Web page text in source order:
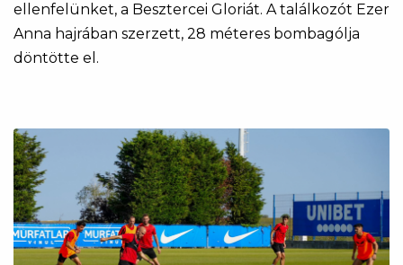
ellenfelünket, a Besztercei Gloriát. A találkozót Ezer
Anna hajrában szerzett, 28 méteres bombagólja
döntötte el.